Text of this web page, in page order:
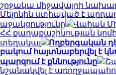
շրջակա միջավայրի
Մելոնին ստիպված է
աջակցությունը
Վահան
ՀՀ քաղաքաշինության
տեղակալ
Ողբերգական
բակում հայտնաբերվել է
պարզում է քննությունը
նշանակվել է